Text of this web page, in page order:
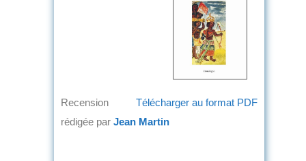
Télécharger au format PDF
Recension
rédigée par Jean Martin